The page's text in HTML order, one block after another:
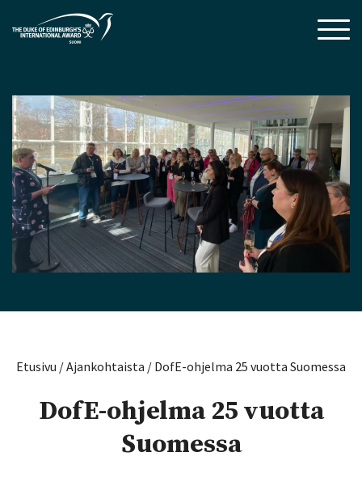
Etusivu /Ajankohtaista / DofE-ohjelma 25 vuotta Suomessa
DofE-ohjelma 25 vuotta
Suomessa